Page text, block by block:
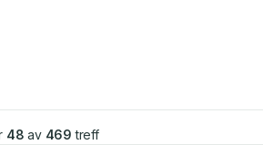
48 av 469 treff